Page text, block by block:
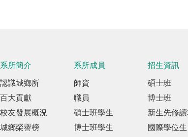
系所簡介
認識城鄉所
百大貢獻
校友發展概況
城鄉榮譽榜
系所成員
師資
職員
碩士班學生
博士班學生
招生資訊
碩士班
博士班
新生先修
國際學位生